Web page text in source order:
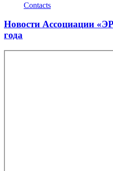
Contacts
Новости Ассоциации
года